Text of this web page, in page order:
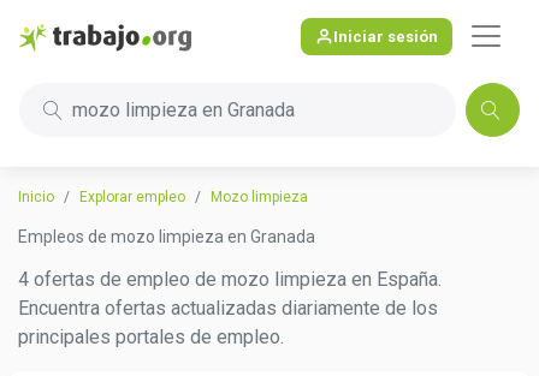
Iniciar sesión
mozo limpieza en Granada
Inicio Explorar empleo Mozo limpieza
Empleos de mozo limpieza en Granada
4 ofertas de empleo de mozo limpieza en España.
Encuentra ofertas actualizadas diariamente de los
principales portales de empleo.